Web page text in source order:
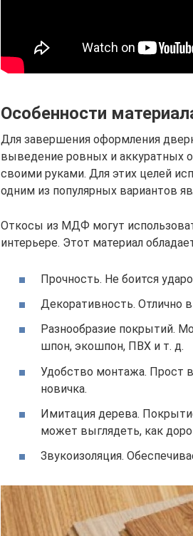
Особенности
Для завершения оформления
выведение ровных и аккуратных
своими руками. Для этих целей
одним из популярных вариантов
Откосы из МДФ могут
интерьере. Этот материал
Прочность. Не боится
Декоративность. Отлично
Разнообразие покрытий.
шпон, экошпон, ПВХ и т. д.
Удобство монтажа. Прост
новичка.
Имитация дерева.
может выглядеть, как
Звукоизоляция.